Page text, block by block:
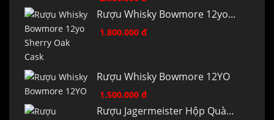
Rượu Whisky Bowmore 12yo...
1.800.000 đ
Rượu Whisky Bowmore 12YO
1.500.000 đ
Rượu Jagermeister Hộp Quà...